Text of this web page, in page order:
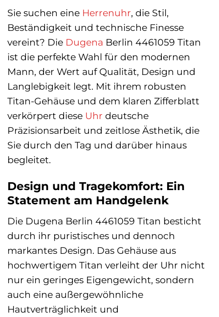
Sie suchen eine Herrenuhr, die Stil,
Beständigkeit und technische Finesse
vereint? Die Dugena Berlin 4461059 Titan
ist die perfekte Wahl für den modernen
Mann, der Wert auf Qualität, Design und
Langlebigkeit legt. Mit ihrem robusten
Titan-Gehäuse und dem klaren Zifferblatt
verkörpert diese Uhr deutsche
Präzisionsarbeit und zeitlose Ästhetik, die
Sie durch den Tag und darüber hinaus
begleitet.
Design und Tragekomfort: Ein
Statement am Handgelenk
Die Dugena Berlin 4461059 Titan besticht
durch ihr puristisches und dennoch
markantes Design. Das Gehäuse aus
hochwertigem Titan verleiht der Uhr nicht
nur ein geringes Eigengewicht, sondern
auch eine außergewöhnliche
Hautverträglichkeit und